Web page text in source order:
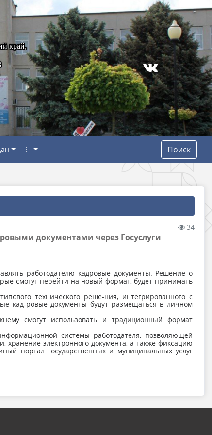
край,
⋮ Поиск
34
документами через Госуслуги
работодателю кадровые документы. Решение о
смогут перейти на новый формат, будет принимать
технического реше-ния, интегрированного с
кад-ровые документы будут размещаться в личном
смогут использовать и традиционный формат
системы работодателя, позволяющей
хранение электронного документа, а также фиксацию
портал государственных и муниципальных услуг